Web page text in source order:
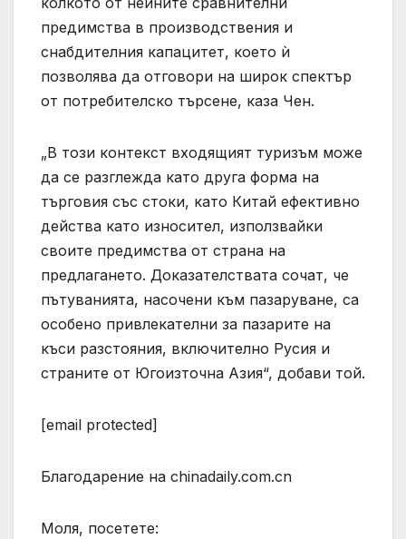
предимства в производствения и
снабдителния капацитет, което ѝ
позволява да отговори на широк спектър
от потребителско търсене, каза Чен.
„В този контекст входящият туризъм може
да се разглежда като друга форма на
търговия със стоки, като Китай ефективно
действа като износител, използвайки
своите предимства от страна на
предлагането. Доказателствата сочат, че
пътуванията, насочени към пазаруване, са
особено привлекателни за пазарите на
къси разстояния, включително Русия и
страните от Югоизточна Азия“, добави той.
[email protected]
Благодарение на chinadaily.com.cn
Моля, посетете: